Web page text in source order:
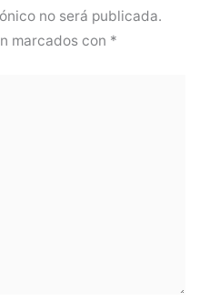
no será publicada.
marcados con *